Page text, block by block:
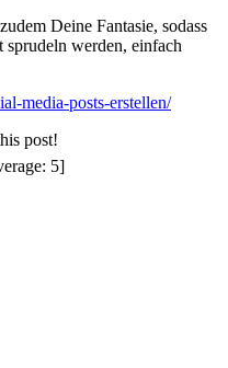
Deine Fantasie, sodass
werden, einfach
post!
5]